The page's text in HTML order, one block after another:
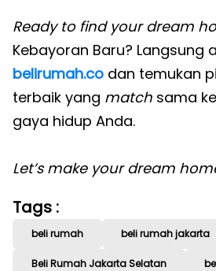
Ready to find your dream
Kebayoran Baru? Langsung
belirumah.co dan temukan
terbaik yang match sama
gaya hidup Anda.
Let’s make your dream
Tags :
beli rumah beli rumah jakarta
Beli Rumah Jakarta Selatan